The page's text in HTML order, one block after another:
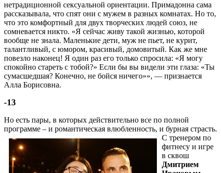
нетрадиционной сексуальной ориентации. Примадонна сама
рассказывала, что спят они с мужем в разных комнатах. Но то,
что это комфортный для двух творческих людей союз, не
сомневается никто. «Я сейчас живу такой жизнью, которой
вообще не знала. Маленькие дети, муж не пьет, не курит,
талантливый, с юмором, красивый, домовитый. Как же мне
повезло наконец! Я один раз его только спросила: «Я могу
спокойно стареть с тобой?» Если бы вы видели эти глаза: «Ты
сумасшедшая? Конечно, не бойся ничего»», — признается
Алла Борисовна.
-13
Но есть пары, в которых действительно все по полной
программе – и романтическая влюбленность, и бурная страсть.
С тренером по
фитнесу и игре
в сквош
Дмитрием